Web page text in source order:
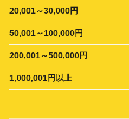
20,001～30,000円
50,001～100,000円
200,001～500,000円
1,000,001円以上